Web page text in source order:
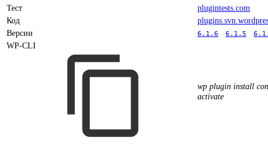
Тест
plugintests.com
Код
Версии
6.1.6 6.1.5
WP-CLI
wp plugin install
activate